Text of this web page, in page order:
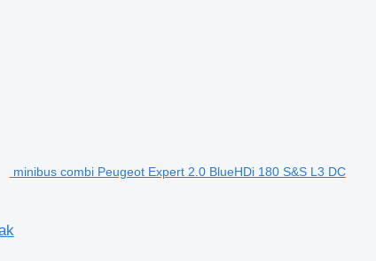
minibus combi Peugeot Expert 2.0 BlueHDi 180 S&S L3 DC